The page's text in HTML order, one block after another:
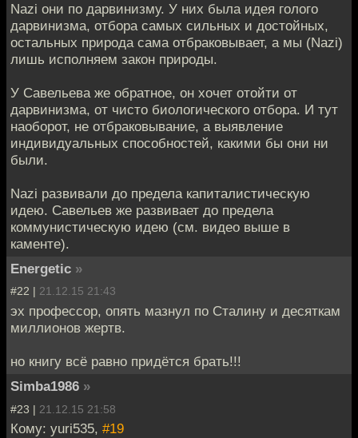
Nazi они по дарвинизму. У них была идея голого
дарвинизма, отбора самых сильных и достойных,
остальных природа сама отбраковывает, а мы (Nazi)
лишь исполняем закон природы.
У Савельева же обратное, он хочет отойти от
дарвинизма, от чисто биологического отбора. И тут
наоборот, не отбраковывание, а выявление
индивидуальных способностей, какими бы они ни
были.
Nazi развивали до предела капиталистическую
идею. Савельев же развивает до предела
коммунистическую идею (см. видео выше в
каменте).
Energetic »
#22 | 21.12.15 21:43
эх профессор, опять мазнул по Сталину и десяткам
миллионов жертв.
но книгу всё равно придётся брать!!!
Simba1986 »
#23 | 21.12.15 21:58
Кому: yuri535, #19